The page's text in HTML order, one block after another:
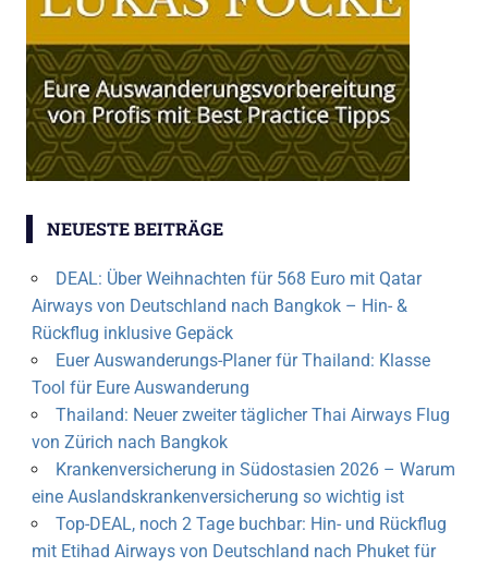
NEUESTE BEITRÄGE
DEAL: Über Weihnachten für 568 Euro mit Qatar
Airways von Deutschland nach Bangkok – Hin- &
Rückflug inklusive Gepäck
Euer Auswanderungs-Planer für Thailand: Klasse
Tool für Eure Auswanderung
Thailand: Neuer zweiter täglicher Thai Airways Flug
von Zürich nach Bangkok
Krankenversicherung in Südostasien 2026 – Warum
eine Auslandskrankenversicherung so wichtig ist
Top-DEAL, noch 2 Tage buchbar: Hin- und Rückflug
mit Etihad Airways von Deutschland nach Phuket für